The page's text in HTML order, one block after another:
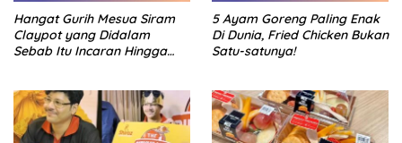
Hangat Gurih Mesua Siram
Claypot yang Didalam
Sebab Itu Incaran Hingga
5 Ayam Goreng Paling Enak
Di Dunia, Fried Chicken Bukan
Satu-satunya!